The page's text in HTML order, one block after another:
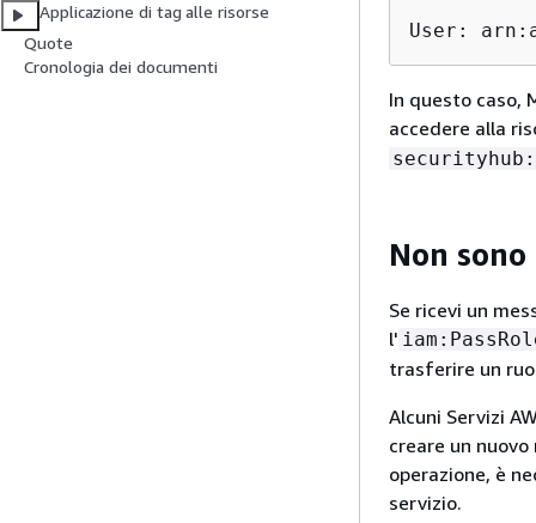
Applicazione di tag alle risorse
Quote
Cronologia dei documenti
User:
In questo caso,
accedere alla
securityhub:
Non
Se ricevi un
l'
trasferire un
Alcuni Servizi
creare un
operazione, è
servizio.